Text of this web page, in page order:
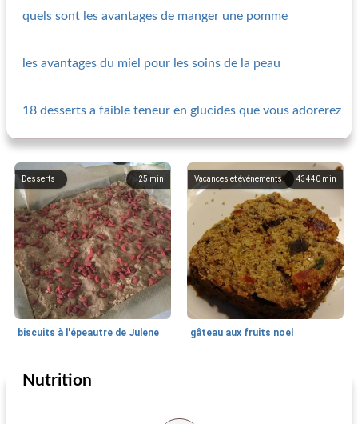
quels sont les avantages de manger une pomme
les avantages du miel pour les soins de la peau
18 desserts a faible teneur en glucides que vous adorerez
25 min
Desserts
biscuits à l'épeautre de Julene
43440 min
Vacances et événements
gâteau aux fruits noel
Desserts
Nutrition